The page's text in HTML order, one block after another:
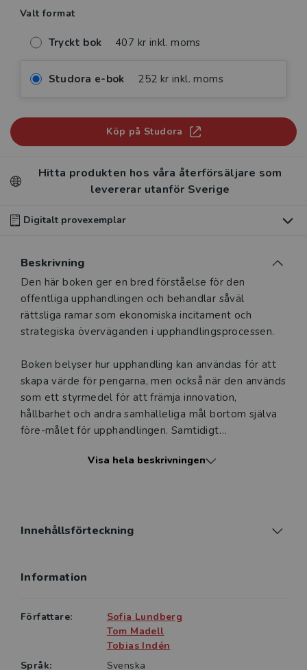
Valt format
Tryckt bok 407 kr inkl. moms
Studora e-bok 252 kr inkl. moms
Köp på Studora
Hitta produkten hos våra återförsäljare som
levererar utanför Sverige
Digitalt provexemplar
digitalt provexemplar av den här produkten
Våra digitala provexemplar tillhandahålls via Studora.se
och ger dig tillgång till boken under 180 dagar. Observera
att erbjudandet endast gäller relevanta produkter för din
Sverige. Du kan alltid kontakta vårkundserviceom du
önskar ytterligare information eller har frågor om
produkten.
Den här produkten kan beställas av lärare på universitet
eller högskola. Om det gäller tjänsteexemplar av en
kursbok på befintlig kurslista hänvisar vi till din
Beskrivning
Beskrivning
Den här boken ger en bred förståelse för den
offentliga upphandlingen och behandlar såväl
rättsliga ramar som ekonomiska incitament och
strategiska överväganden i upphandlingsprocessen.
Boken belyser hur upphandling kan användas för att
skapa värde för pengarna, men också när den används
som ett styrmedel för att främja innovation,
hållbarhet och andra samhälleliga mål bortom själva
före-målet för upphandlingen. Samtidigt
och kvalitet, informationsasymmetrier,
ramverk vänder sig till studenter inom juridik,
beslutsfattare på upphandlar- eller leverantörssidan.
Visa hela beskrivningen
Innehållsförteckning
Information
Författare:
Sofia Lundberg
Tom Madell
Tobias Indén
Språk:
Svenska